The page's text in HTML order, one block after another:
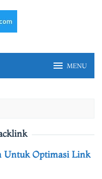
MENU
Untuk Optimasi Link